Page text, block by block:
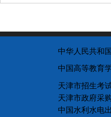
中华人民共和
中国高等教育
天津市招生考
天津市政府采
中国水利水电